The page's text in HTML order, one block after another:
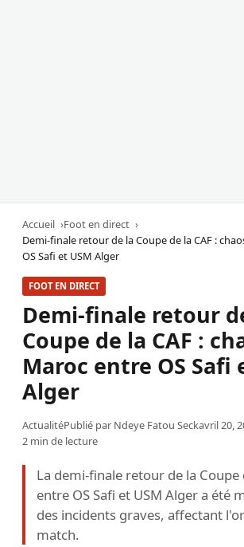
Accueil
Foot en direct
Demi-finale retour de la Coupe de la CAF :
OS Safi et USM Alger
FOOT EN DIRECT
Demi-finale retour
Coupe de la CAF :
Maroc entre OS Safi
Alger
ActualitéPublié par Ndeye Fatou Seckavril 20,
2 min de lecture
La demi-finale retour de la Coupe
entre OS Safi et USM Alger a été
des incidents graves, affectant
match.